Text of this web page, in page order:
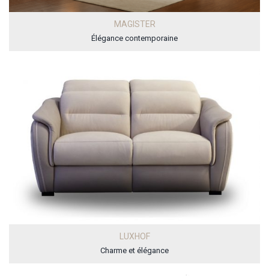
MAGISTER
Élégance contemporaine
LUXHOF
Charme et élégance